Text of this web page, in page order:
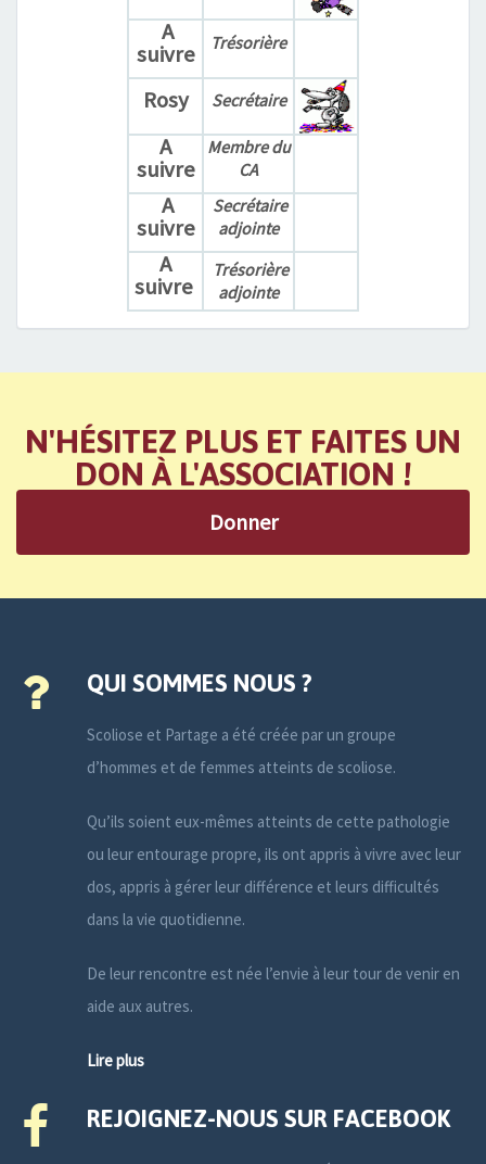
A
suivre
Trésorière
Rosy Secrétaire
A
suivre
Membre du
CA
A
suivre
Secrétaire
adjointe
A
suivre
Trésorière
adjointe
N'HÉSITEZ PLUS ET FAITES UN
DON À L'ASSOCIATION !
Donner
QUI SOMMES NOUS ?
Scoliose et Partage a été créée par un groupe
d’hommes et de femmes atteints de scoliose.
Qu’ils soient eux-mêmes atteints de cette pathologie
ou leur entourage propre, ils ont appris à vivre avec leur
dos, appris à gérer leur différence et leurs difficultés
dans la vie quotidienne.
De leur rencontre est née l’envie à leur tour de venir en
aide aux autres.
Lire plus
REJOIGNEZ-NOUS SUR FACEBOOK